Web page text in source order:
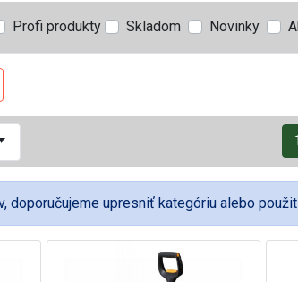
Profi produkty Skladom Novinky
1
doporučujeme upresniť kategóriu alebo